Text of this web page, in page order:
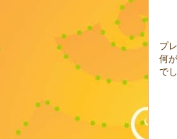
プ
何
で